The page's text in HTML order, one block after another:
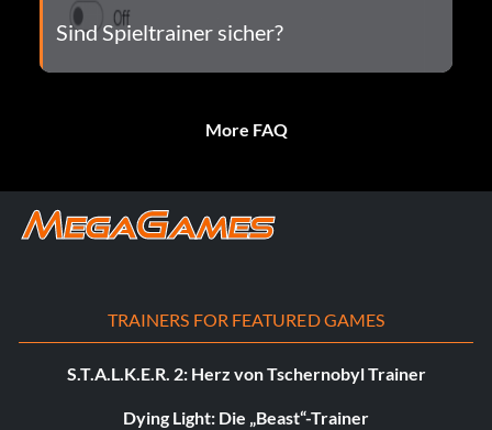
Sind Spieltrainer sicher?
More FAQ
TRAINERS FOR FEATURED GAMES
S.T.A.L.K.E.R. 2: Herz von Tschernobyl Trainer
Dying Light: Die „Beast“-Trainer